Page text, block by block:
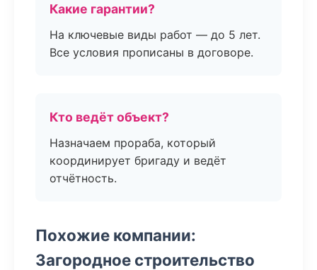
Какие гарантии?
На ключевые виды работ — до 5 лет.
Все условия прописаны в договоре.
Кто ведёт объект?
Назначаем прораба, который
координирует бригаду и ведёт
отчётность.
Похожие компании:
Загородное строительство